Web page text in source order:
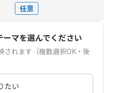
任意
マを選んでください
されます（複数選択OK・後
たい